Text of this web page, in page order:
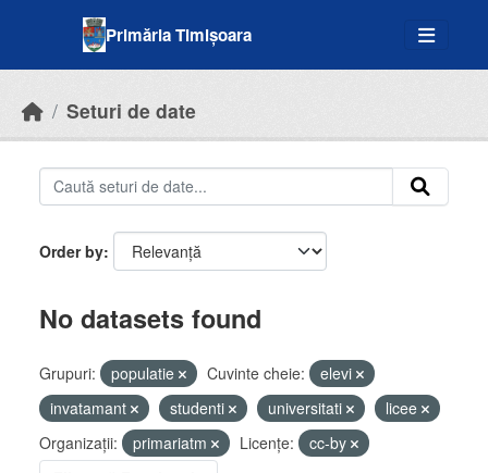
Primăria Timișoara
Seturi de date
Order by
No datasets found
Grupuri: populatie Cuvinte cheie:
elevi
invatamant
studenti universitati
licee
Organizații:
primariatm Licenţe:
cc-by